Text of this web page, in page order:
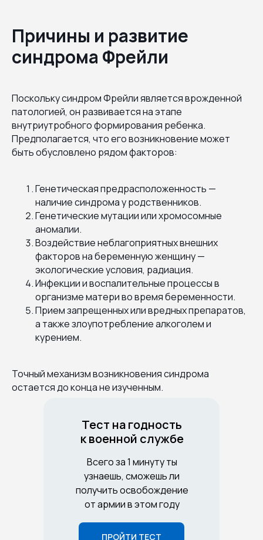
Причины и развитие
синдрома Фрейли
Поскольку синдром Фрейли является врожденной
патологией, он развивается на этапе
внутриутробного формирования ребенка.
Предполагается, что его возникновение может
быть обусловлено рядом факторов:
Генетическая предрасположенность —
наличие синдрома у родственников.
Генетические мутации или хромосомные
аномалии.
Воздействие неблагоприятных внешних
факторов на беременную женщину —
экологические условия, радиация.
Инфекции и воспалительные процессы в
организме матери во время беременности.
Прием запрещенных или вредных препаратов,
а также злоупотребление алкоголем и
курением.
Точный механизм возникновения синдрома
остается до конца не изученным.
ПРОЙТИ ТЕСТ
Тест на годность
к военной службе
Всего за 1 минуту ты
узнаешь, сможешь ли
получить освобождение
от армии в этом году